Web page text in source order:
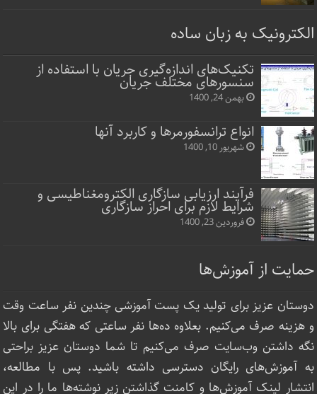
الکترونیک به زبان ساده
تکنیک‌های اندازه‌گیری جریان با استفاده از
سنسورهای مختلف جریان
بهمن 24, 1400
انواع ترانسفورمرها و کاربرد آنها
شهریور 10, 1400
فرآیند ارزیابی سازگاری الکترومغناطیسی و
شرایط لازم برای احراز سازگاری
فروردین 23, 1400
حمایت از آموزش‌ها
دوستان عزیز برای تولید یک پست آموزشی چندین نفر ساعت‌ وقت
و هزینه صرف می‌کنیم. بعلاوه ده‌ها نفر ساعتی که هفتگی برای بالا
نگه داشتن وب‌سایت صرف ‌می‌کنیم تا شما دوستان عزیز براحتی
به آموزش‌های رایگان دسترسی داشته باشید. پس با مطالعه،
انتشار لینک‌ آموزش‌ها و کامنت گذاشتن زیر نوشته‌‌ها ما را در این